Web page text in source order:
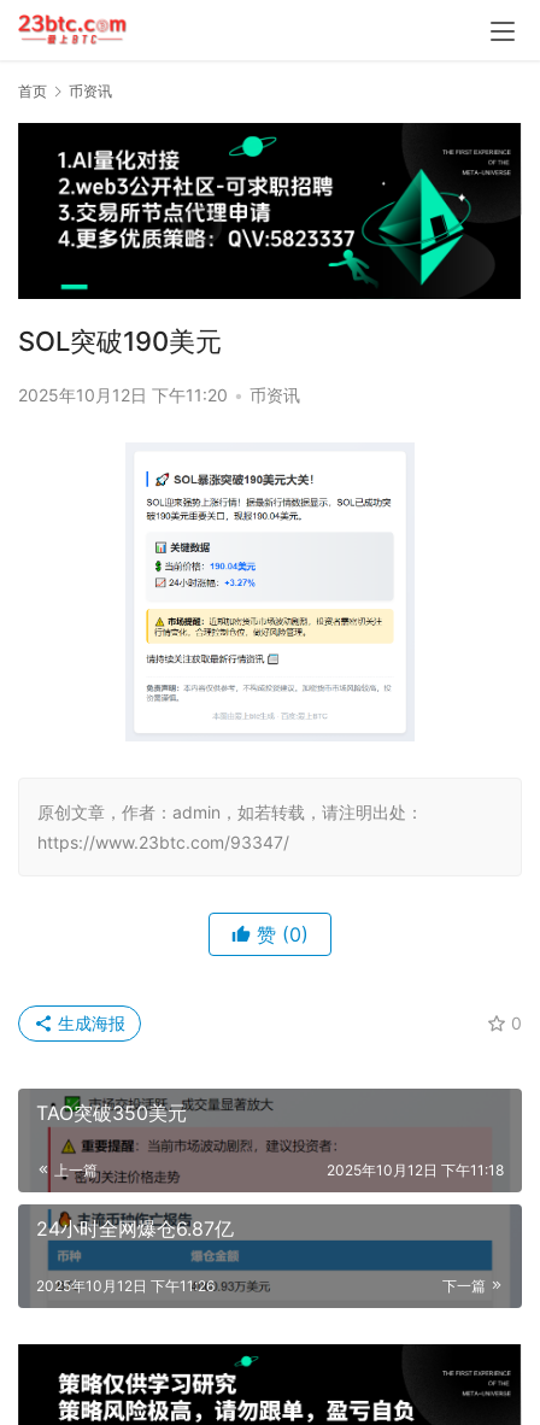
首页 币资讯
SOL突破190美元
2025年10月12日 下午11:20 • 币资讯
原创文章，作者：admin，如若转载，请注明出处：
https://www.23btc.com/93347/
赞 (0)
0
生成海报
TAO突破350美元
上一篇 2025年10月12日 下午11:18
24小时全网爆仓6.87亿
下一篇
2025年10月12日 下午11:26